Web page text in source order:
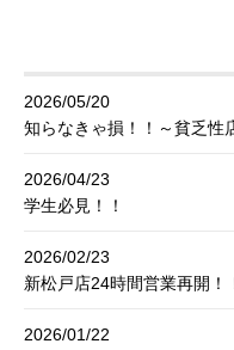
2026/05/20
知らなきゃ損！！～貧乏性
2026/04/23
学生必見！！
2026/02/23
新松戸店24時間営業再開！
2026/01/22